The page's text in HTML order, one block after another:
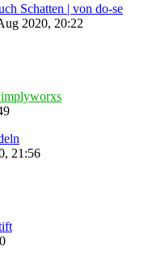
Schatten | von do-se
2020, 20:22
21:56